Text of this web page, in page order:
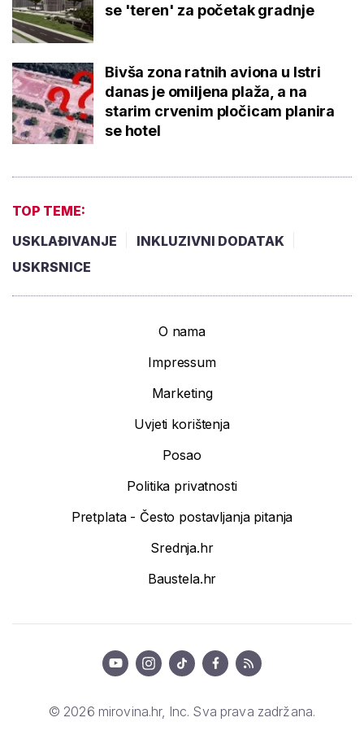
se 'teren' za početak gradnje
Bivša zona ratnih aviona u Istri
danas je omiljena plaža, a na
starim crvenim pločicam planira
se hotel
TOP TEME:
USKLAĐIVANJE
INKLUZIVNI DODATAK
USKRSNICE
O nama
Impressum
Marketing
Uvjeti korištenja
Posao
Politika privatnosti
Pretplata - Često postavljanja pitanja
Srednja.hr
Baustela.hr
© 2026 mirovina.hr, Inc. Sva prava zadržana.